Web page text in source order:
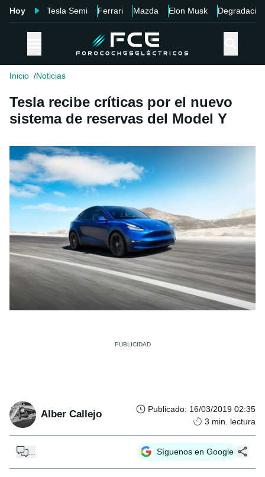
Hoy Tesla Semi Ferrari Mazda Elon Musk Degradación
Inicio Noticias
Tesla recibe críticas por el nuevo
sistema de reservas del Model Y
Alber Callejo Publicado: 16/03/2019 02:35
3 min. lectura
Síguenos en Google